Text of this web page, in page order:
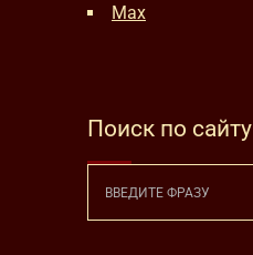
Max
Поиск по сайту